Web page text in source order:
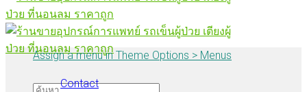
Assign a menu in Theme Options > Menus
Contact